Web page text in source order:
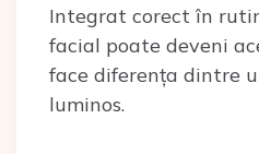
Integrat corect în
facial poate deveni
face diferența dintre
luminos.